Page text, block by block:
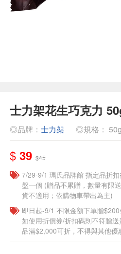
士力架花生巧克力
◎品牌： 士力架 ◎規格：
$ 39 $45
7/29-9/1 瑪氏品牌館 指定品折
盤一個​ (贈品不累贈，數量有限
貨不適用；依購物車帶出為主)
即日起-9/1 不限金額下單贈
如使用折價券/折扣碼則不符贈
品滿$2,000可折，不得與其他優